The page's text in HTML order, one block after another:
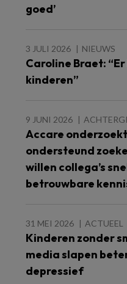
goed’
3 JULI 2026 NIEUWS
Caroline Braet:
kinderen”
9 JUNI 2026
Accare
ondersteund
willen collega’s
betrouwbare
31 MEI 2026 ACTUEEL
Kinderen zonder
media slapen
depressief